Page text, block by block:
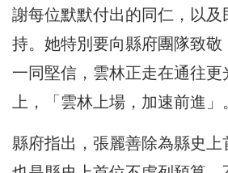
謝每位默默付出的同仁，以及
持。她特別要向縣府團隊致敬
一同堅信，雲林正走在通往更
上，「雲林上場，加速前進」
縣府指出，張麗善除為縣史上